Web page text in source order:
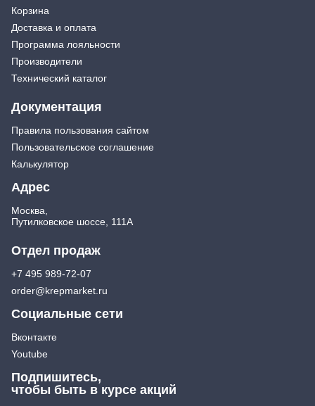
Корзина
Доставка и оплата
Программа лояльности
Производители
Технический каталог
Документация
Правила пользования сайтом
Пользовательское соглашение
Калькулятор
Адрес
Москва,
Путилковское шоссе, 111А
Отдел продаж
+7 495 989-72-07
order@krepmarket.ru
Социальные сети
Вконтакте
Youtube
Подпишитесь,
чтобы быть в курсе акций